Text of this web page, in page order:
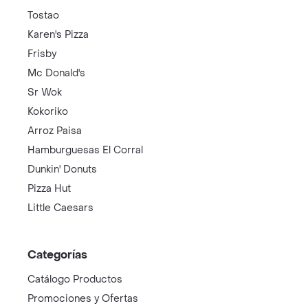
Tostao
Karen's Pizza
Frisby
Mc Donald's
Sr Wok
Kokoriko
Arroz Paisa
Hamburguesas El Corral
Dunkin' Donuts
Pizza Hut
Little Caesars
Categorías
Catálogo Productos
Promociones y Ofertas